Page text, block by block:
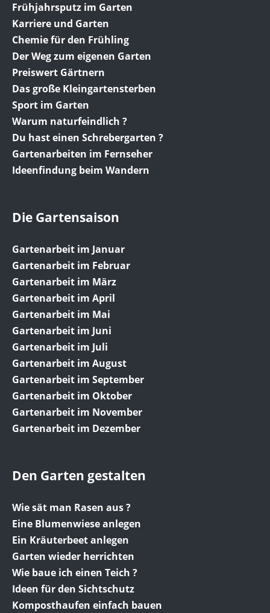
Frühjahrsputz im Garten
Karriere und Garten
Chemie für den Frühling
Der Weg zum eigenen Garten
Preiswert Gärtnern
Das große Kleingartensterben
Sport im Garten
Warum naturfeindlich ?
Du hast einen Schrebergarten ?
Gartenarbeiten im Fernseher
Ideenfindung beim Wandern
Die Gartensaison
Gartenarbeit im Januar
Gartenarbeit im Februar
Gartenarbeit im März
Gartenarbeit im April
Gartenarbeit im Mai
Gartenarbeit im Juni
Gartenarbeit im Juli
Gartenarbeit im August
Gartenarbeit im September
Gartenarbeit im Oktober
Gartenarbeit im November
Gartenarbeit im Dezember
Den Garten gestalten
Wie sät man Rasen aus ?
Eine Blumenwiese anlegen
Ein Kräuterbeet anlegen
Garten wieder herrichten
Wie baue ich einen Teich ?
Ideen für den Sichtschutz
Komposthaufen einfach bauen